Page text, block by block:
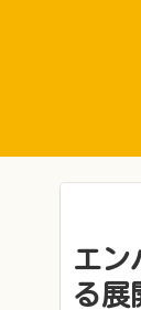
エン
る展